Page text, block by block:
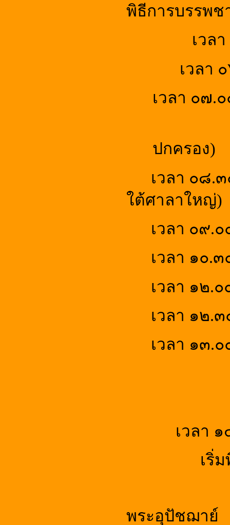
พิธีการบรรพช
เวล
เวลา
เวลา ๐๗.
ปกครอง)
เวลา ๐๘.
ใต้ศาลาใหญ่)
เวลา ๐๙.๐
เวลา ๑๐.
เวลา ๑๒.๐
เวลา ๑๒.
เวลา ๑๓.
เวลา ๑๔.๐
เริ่
พระอุปัชฌาย์